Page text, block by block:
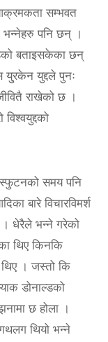
सम्भवत
भन्नेहरु पनि छन् ।
बताइसकेका छन्
युद्दले पुनः
राखेको छ ।
समय पनि
बारे विचारविमर्श
। धेरैले भन्ने गरेको
थिए किनकि
थिए । जस्तो कि
डोनाल्डको
छ होला ।
थियो भन्ने